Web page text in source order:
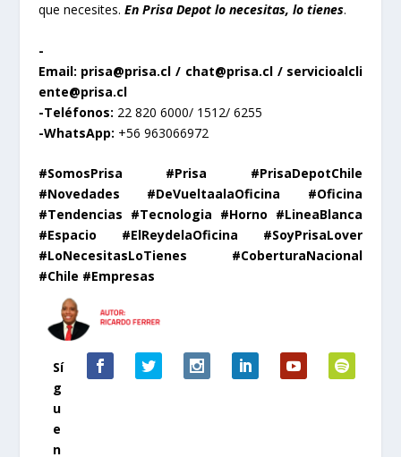
que necesites. En Prisa Depot lo necesitas, lo tienes.
-
Email: prisa@prisa.cl / chat@prisa.cl / servicioalcli
ente@prisa.cl
-Teléfonos: 22 820 6000/ 1512/ 6255
-WhatsApp: +56 963066972
#SomosPrisa #Prisa #PrisaDepotChile
#Novedades #DeVueltaalaOficina #Oficina
#Tendencias #Tecnologia #Horno #LineaBlanca
#Espacio #ElReydelaOficina #SoyPrisaLover
#LoNecesitasLoTienes #CoberturaNacional
#Chile #Empresas
Sí
g
u
e
n